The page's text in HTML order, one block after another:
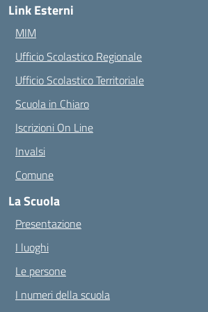
Link Esterni
MIM
Ufficio Scolastico Regionale
Ufficio Scolastico Territoriale
Scuola in Chiaro
Iscrizioni On Line
Invalsi
Comune
La Scuola
Presentazione
I luoghi
Le persone
I numeri della scuola